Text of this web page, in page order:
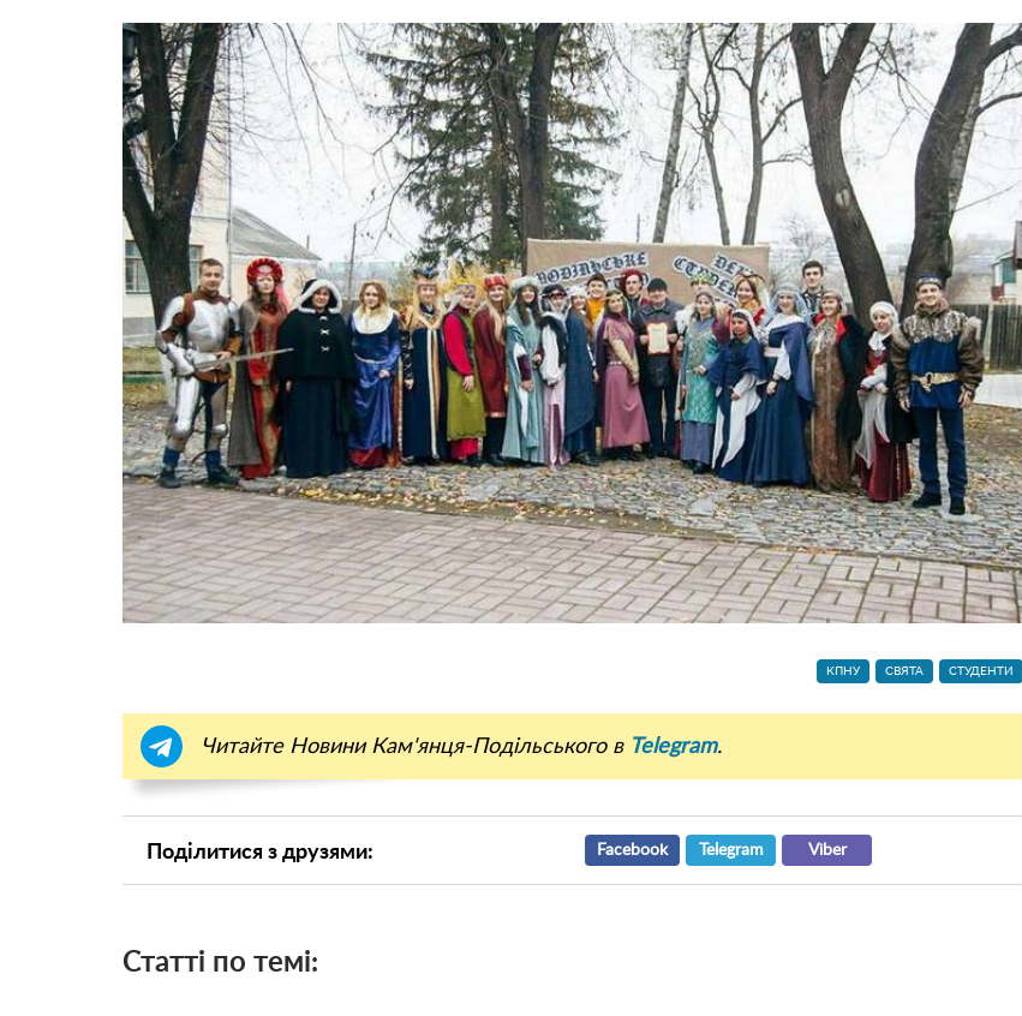
КПНУ СВЯТА СТУДЕНТИ
Читайте Новини Кам'янця-Подільського в Telegram.
Поділитися з друзями: Facebook Telegram Viber
Статті по темі: